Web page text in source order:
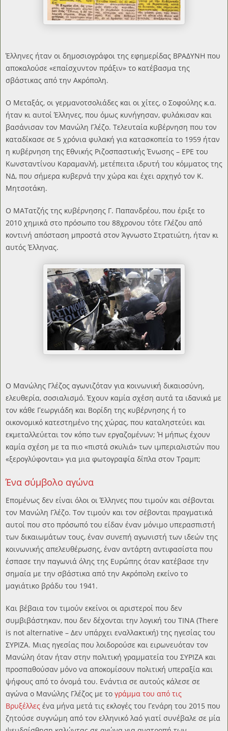
Έλληνες ήταν οι δημοσιογράφοι της εφημερίδας ΒΡΑΔΥΝΗ που
αποκαλούσε «επαίσχυντον πράξιν» το κατέβασμα της
σβάστικας από την Ακρόπολη.
Ο Μεταξάς, οι γερμανοτσολιάδες και οι χίτες, ο Σοφούλης κ.α.
ήταν κι αυτοί Έλληνες, που όμως κυνήγησαν, φυλάκισαν και
βασάνισαν τον Μανώλη Γλέζο. Τελευταία κυβέρνηση που τον
καταδίκασε σε 5 χρόνια φυλακή για κατασκοπεία το 1959 ήταν
η κυβέρνηση της Εθνικής Ριζοσπαστικής Ένωσης – ΕΡΕ του
Κωνσταντίνου Καραμανλή, μετέπειτα ιδρυτή του κόμματος της
ΝΔ, που σήμερα κυβερνά την χώρα και έχει αρχηγό τον Κ.
Μητσοτάκη.
Ο ΜΑΤατζής της κυβέρνησης Γ. Παπανδρέου, που έριξε το
2010 χημικά στο πρόσωπο του 88χρονου τότε Γλέζου από
κοντινή απόσταση μπροστά στον Άγνωστο Στρατιώτη, ήταν κι
αυτός Έλληνας.
Ο Μανώλης Γλέζος αγωνιζόταν για κοινωνική δικαιοσύνη,
ελευθερία, σοσιαλισμό. Έχουν καμία σχέση αυτά τα ιδανικά με
τον κάθε Γεωργιάδη και Βορίδη της κυβέρνησης ή το
οικονομικό κατεστημένο της χώρας, που καταληστεύει και
εκμεταλλεύεται τον κόπο των εργαζομένων; Ή μήπως έχουν
καμία σχέση με τα πιο «πιστά σκυλιά» των ιμπεριαλιστών που
«ξερογλύφονται» για μια φωτογραφία δίπλα στον Τραμπ;
Ένα σύμβολο αγώνα
Επομένως δεν είναι όλοι οι Έλληνες που τιμούν και σέβονται
τον Μανώλη Γλέζο. Τον τιμούν και τον σέβονται πραγματικά
αυτοί που στο πρόσωπό του είδαν έναν μόνιμο υπερασπιστή
των δικαιωμάτων τους, έναν συνεπή αγωνιστή των ιδεών της
κοινωνικής απελευθέρωσης, έναν αντάρτη αντιφασίστα που
έσπασε την παγωνιά όλης της Ευρώπης όταν κατέβασε την
σημαία με την σβάστικα από την Ακρόπολη εκείνο το
μαγιάτικο βράδυ του 1941.
Και βέβαια τον τιμούν εκείνοι οι αριστεροί που δεν
συμβιβάστηκαν, που δεν δέχονται την λογική του ΤΙΝΑ (There
is not alternative – Δεν υπάρχει εναλλακτική) της ηγεσίας του
ΣΥΡΙΖΑ. Μιας ηγεσίας που λοιδορούσε και ειρωνευόταν τον
Μανώλη όταν ήταν στην πολιτική γραμματεία του ΣΥΡΙΖΑ και
προσπαθούσαν μόνο να αποκομίσουν πολιτική υπεραξία και
ψήφους από το όνομά του. Ενάντια σε αυτούς κάλεσε σε
αγώνα ο Μανώλης Γλέζος με το γράμμα του από τις
Βρυξέλλες ένα μήνα μετά τις εκλογές του Γενάρη του 2015 που
ζητούσε συγνώμη από τον ελληνικό λαό γιατί συνέβαλε σε μία